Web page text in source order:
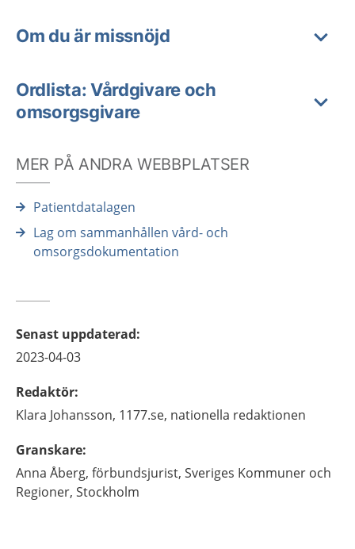
Om du är missnöjd
Ordlista: Vårdgivare och
omsorgsgivare
MER PÅ ANDRA WEBBPLATSER
Patientdatalagen
Lag om sammanhållen vård- och
omsorgsdokumentation
Senast uppdaterad:
2023-04-03
Redaktör:
Klara Johansson, 1177.se, nationella redaktionen
Granskare:
Anna Åberg, förbundsjurist, Sveriges Kommuner och
Regioner, Stockholm